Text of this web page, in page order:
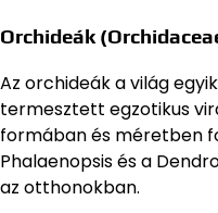
Orchideák
Az orchideák a világ
termesztett egzotikus
formában és méretben
Phalaenopsis és a
az otthonokban.